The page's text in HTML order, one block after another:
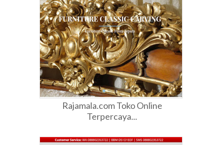
Rajamala.com Toko Online
Terpercaya...